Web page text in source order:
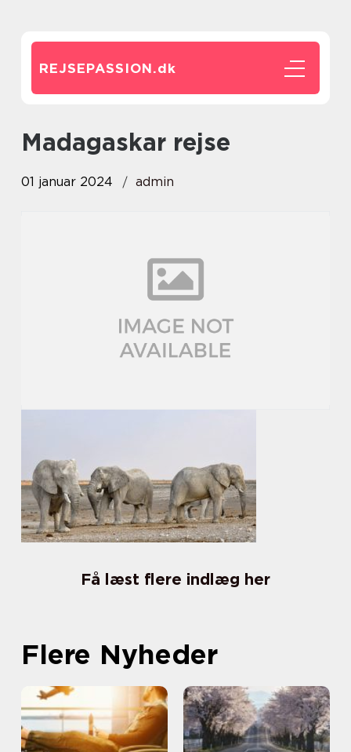
REJSEPASSION.dk
madagaskar rejse
01 januar 2024 admin
Få læst flere indlæg her
Flere Nyheder